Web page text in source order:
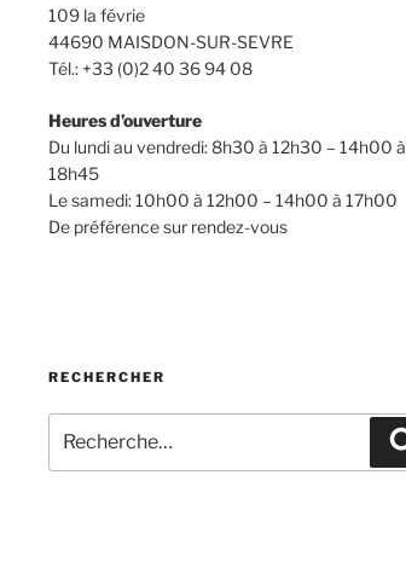
109 la févrie
44690 MAISDON-SUR-SEVRE
Tél.: +33 (0)2 40 36 94 08
Heures d’ouverture
Du lundi au vendredi: 8h30 à 12h30 – 14h00 à
18h45
Le samedi: 10h00 à 12h00 – 14h00 à 17h00
De préférence sur rendez-vous
RECHERCHER
pour
: